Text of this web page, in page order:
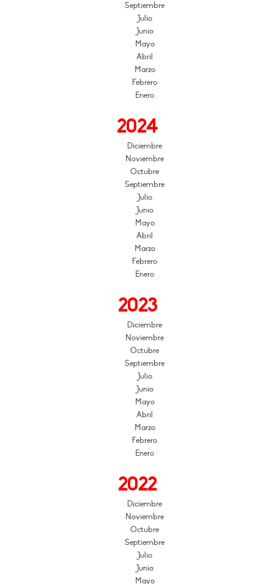
Septiembre
Julio
Junio
Mayo
Abril
Marzo
Febrero
Enero
2024
Diciembre
Noviembre
Octubre
Septiembre
Julio
Junio
Mayo
Abril
Marzo
Febrero
Enero
2023
Diciembre
Noviembre
Octubre
Septiembre
Julio
Junio
Mayo
Abril
Marzo
Febrero
Enero
2022
Diciembre
Noviembre
Octubre
Septiembre
Julio
Junio
Mayo